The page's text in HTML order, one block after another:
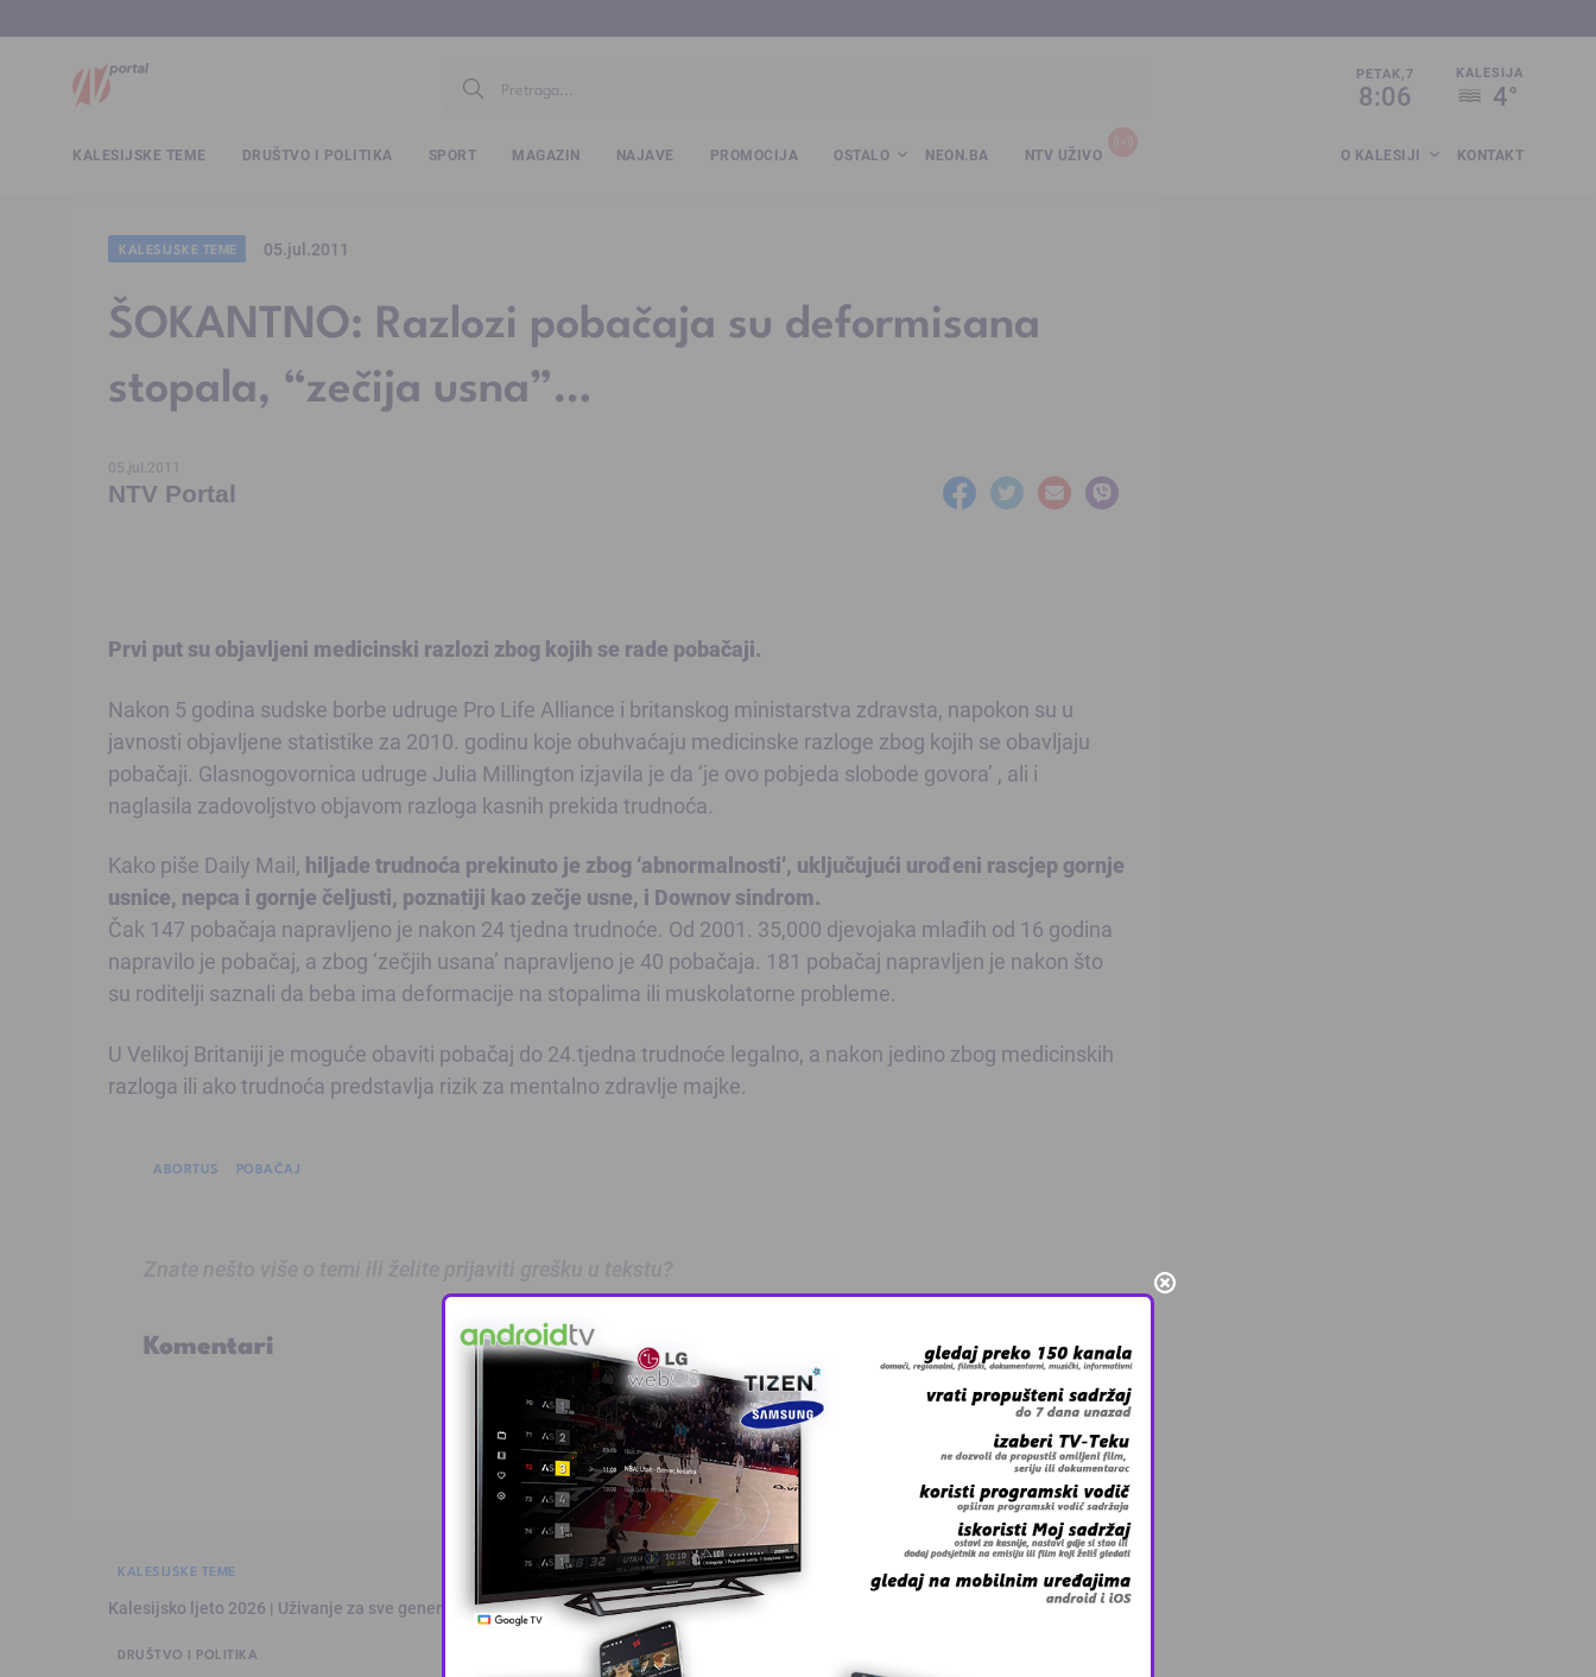
PETAK,7
8:06
KALESIJA
4°
KALESIJSKE TEME DRUŠTVO I POLITIKA SPORT MAGAZIN NAJAVE PROMOCIJA OSTALO NEON.BA NTV UŽIVO O KALESIJI KONTAKT
KALESIJSKE TEME 05.jul.2011
ŠOKANTNO: Razlozi pobačaja su deformisana
stopala, “zečija usna”…
05.jul.2011
NTV Portal
Prvi put su objavljeni medicinski razlozi zbog kojih se rade pobačaji.
Nakon 5 godina sudske borbe udruge Pro Life Alliance i britanskog ministarstva zdravsta, napokon su u
javnosti objavljene statistike za 2010. godinu koje obuhvaćaju medicinske razloge zbog kojih se obavljaju
pobačaji. Glasnogovornica udruge Julia Millington izjavila je da ‘je ovo pobjeda slobode govora’ , ali i
naglasila zadovoljstvo objavom razloga kasnih prekida trudnoća.
Kako piše Daily Mail, hiljade trudnoća prekinuto je zbog ‘abnormalnosti’, uključujući urođeni rascjep gornje
usnice, nepca i gornje čeljusti, poznatiji kao zečje usne, i Downov sindrom.
Čak 147 pobačaja napravljeno je nakon 24 tjedna trudnoće. Od 2001. 35,000 djevojaka mlađih od 16 godina
napravilo je pobačaj, a zbog ‘zečjih usana’ napravljeno je 40 pobačaja. 181 pobačaj napravljen je nakon što
su roditelji saznali da beba ima deformacije na stopalima ili muskolatorne probleme.
U Velikoj Britaniji je moguće obaviti pobačaj do 24.tjedna trudnoće legalno, a nakon jedino zbog medicinskih
razloga ili ako trudnoća predstavlja rizik za mentalno zdravlje majke.
ABORTUS POBAČAJ
Komentari
KALESIJSKE TEME
Kalesijsko ljeto 2026 | Uživanje za sve generacije: Šarenko zabavio …
DRUŠTVO I POLITIKA